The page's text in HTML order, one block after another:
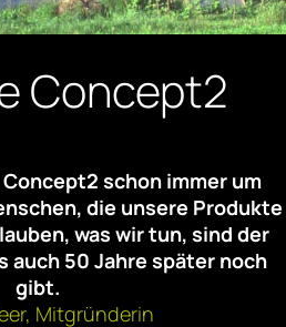
Concept2
schon immer um
die unsere Produkte
was wir tun, sind der
auch 50 Jahre später noch
gibt.
Mitgründerin